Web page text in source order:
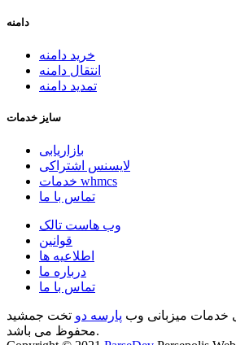
دامنه
خرید دامنه
انتقال دامنه
تمدید دامنه
سایز خدمات
بازاریابی
لایسنس اشتراکی
خدمات whmcs
تماس با ما
وب هاست تالک
قوانین
اطلاعیه ها
درباره ما
تماس با ما
خدمات میزبانی وب پارسه دو تخت جمشید
محفوظ می باشد.